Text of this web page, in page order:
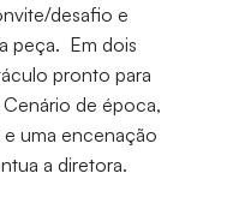
desafio e
peça. Em dois
pronto para
de época,
uma encenação
a diretora.